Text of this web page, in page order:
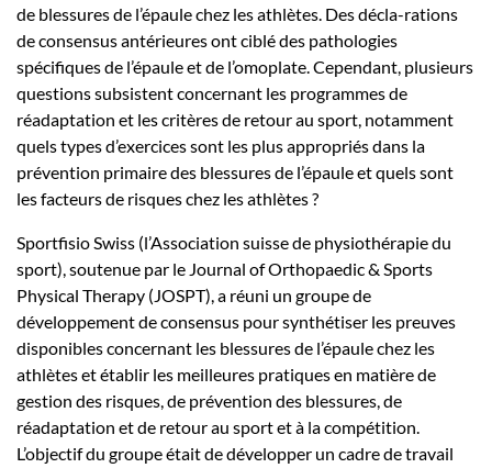
de blessures de l’épaule chez les athlètes. Des décla-rations
de consensus antérieures ont ciblé des pathologies
spécifiques de l’épaule et de l’omoplate. Cependant, plusieurs
questions subsistent concernant les programmes de
réadaptation et les critères de retour au sport, notamment
quels types d’exercices sont les plus appropriés dans la
prévention primaire des blessures de l’épaule et quels sont
les facteurs de risques chez les athlètes ?
Sportfisio Swiss (l’Association suisse de physiothérapie du
sport), soutenue par le Journal of Orthopaedic & Sports
Physical Therapy (JOSPT), a réuni un groupe de
développement de consensus pour synthétiser les preuves
disponibles concernant les blessures de l’épaule chez les
athlètes et établir les meilleures pratiques en matière de
gestion des risques, de prévention des blessures, de
réadaptation et de retour au sport et à la compétition.
L’objectif du groupe était de développer un cadre de travail